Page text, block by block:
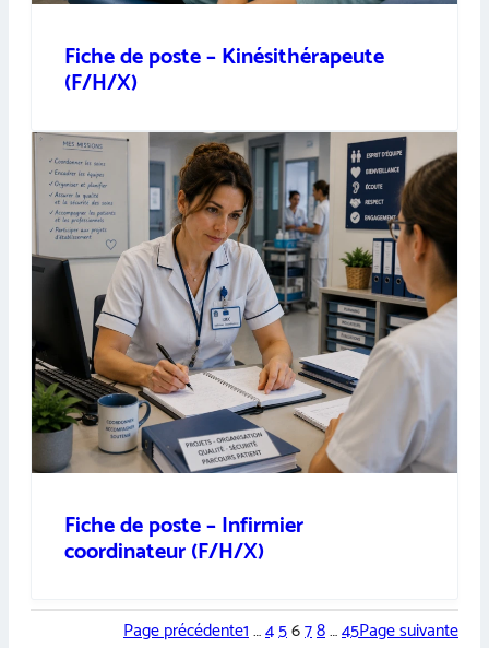
Fiche de poste – Kinésithérapeute
(F/H/X)
Fiche de poste – Infirmier
coordinateur (F/H/X)
Page précédente1…45678…45Page suivante